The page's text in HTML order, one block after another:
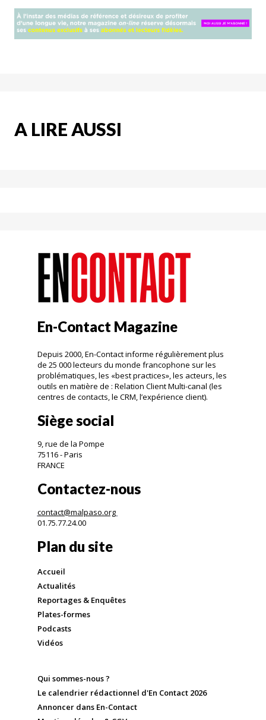
A LIRE AUSSI
En-Contact Magazine
Depuis 2000, En-Contact informe régulièrement plus
de 25 000 lecteurs du monde francophone sur les
problématiques, les «best practices», les acteurs, les
outils en matière de : Relation Client Multi-canal (les
centres de contacts, le CRM, l’expérience client).
Siège social
9, rue de la Pompe
75116 - Paris
FRANCE
Contactez-nous
contact@malpaso.org
01.75.77.24.00
Plan du site
Accueil
Actualités
Reportages & Enquêtes
Plates-formes
Podcasts
Vidéos
Qui sommes-nous ?
Le calendrier rédactionnel d'En Contact 2026
Annoncer dans En-Contact